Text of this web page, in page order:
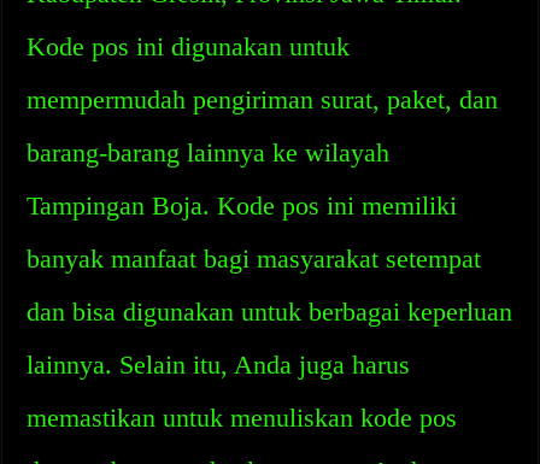
Kode pos ini digunakan untuk
mempermudah pengiriman surat, paket, dan
barang-barang lainnya ke wilayah
Tampingan Boja. Kode pos ini memiliki
banyak manfaat bagi masyarakat setempat
dan bisa digunakan untuk berbagai keperluan
lainnya. Selain itu, Anda juga harus
memastikan untuk menuliskan kode pos